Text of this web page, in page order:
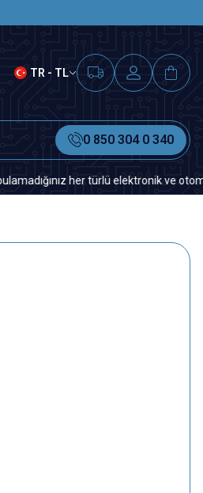
TR - TL
0 850 304 0 340
her türlü elektronik ve